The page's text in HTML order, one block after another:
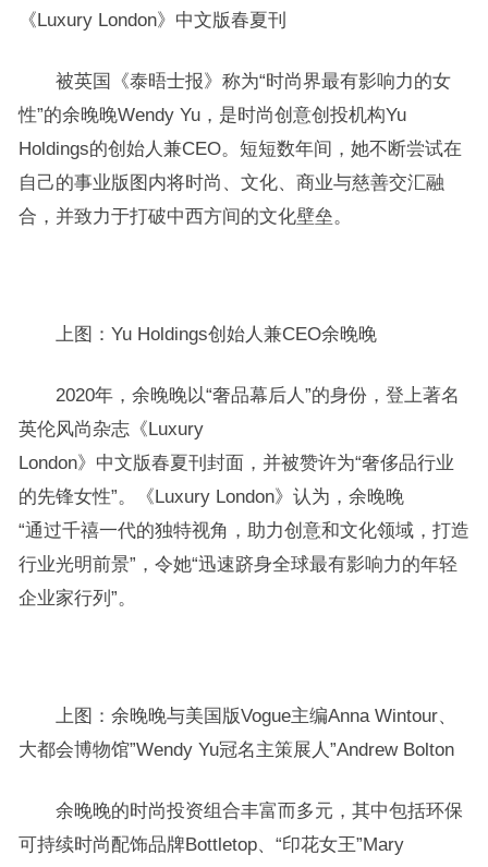
《Luxury London》中文版春夏刊
被英国《泰晤士报》称为“时尚界最有影响力的女
性”的余晚晚Wendy Yu，是时尚创意创投机构Yu
Holdings的创始人兼CEO。短短数年间，她不断尝试在
自己的事业版图内将时尚、文化、商业与慈善交汇融
合，并致力于打破中西方间的文化壁垒。
上图：Yu Holdings创始人兼CEO余晚晚
2020年，余晚晚以“奢品幕后人”的身份，登上著名
英伦风尚杂志《Luxury
London》中文版春夏刊封面，并被赞许为“奢侈品行业
的先锋女性”。《Luxury London》认为，余晚晚
“通过千禧一代的独特视角，助力创意和文化领域，打造
行业光明前景”，令她“迅速跻身全球最有影响力的年轻
企业家行列”。
上图：余晚晚与美国版Vogue主编Anna Wintour、
大都会博物馆”Wendy Yu冠名主策展人”Andrew Bolton
余晚晚的时尚投资组合丰富而多元，其中包括环保
可持续时尚配饰品牌Bottletop、“印花女王”Mary